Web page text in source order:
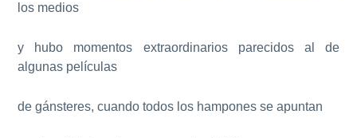
los medios
y hubo momentos extraordinarios parecidos al de
algunas películas
de gánsteres, cuando todos los hampones se apuntan